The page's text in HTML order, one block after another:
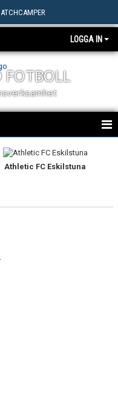
LOGGA IN
FOTBOLL
Athletic FC Eskilstuna